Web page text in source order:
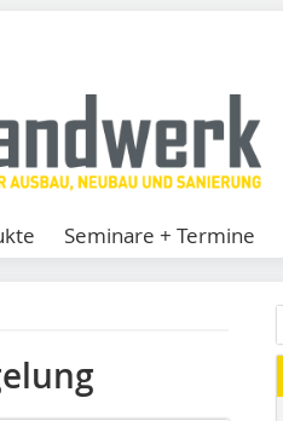
Seminare + Termine